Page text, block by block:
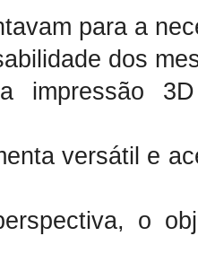
para a
dos
a impressão
versátil e
o